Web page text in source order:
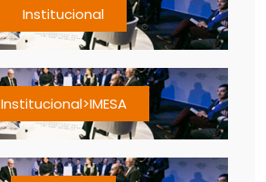
Institucional
Institucional>IMESA